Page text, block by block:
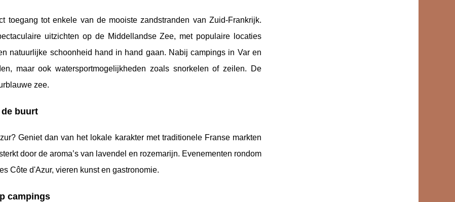
tot enkele van de mooiste zandstranden van Zuid-Frankrijk.
uitzichten op de Middellandse Zee, met populaire locaties
natuurlijke schoonheid hand in hand gaan. Nabij campings in Var en
maar ook watersportmogelijkheden zoals snorkelen of zeilen. De
zee.
buurt
Geniet dan van het lokale karakter met traditionele Franse markten
door de aroma’s van lavendel en rozemarijn. Evenementen rondom
Côte d'Azur, vieren kunst en gastronomie.
campings